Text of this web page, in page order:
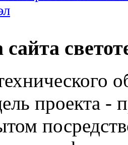
проекта -